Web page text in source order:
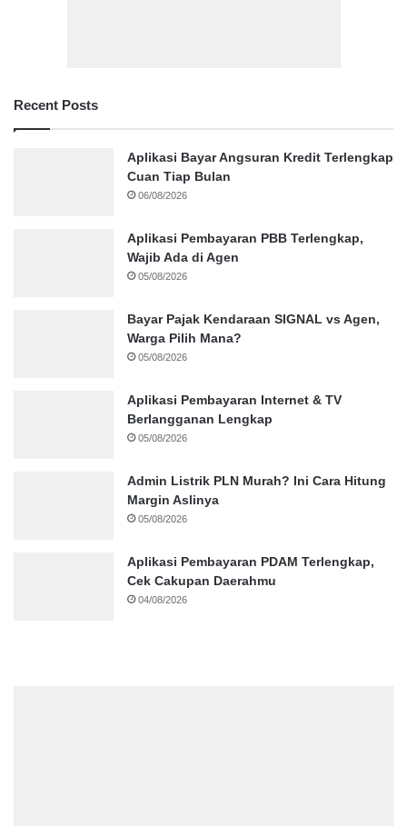
Recent Posts
Aplikasi Bayar Angsuran Kredit Terlengkap
Cuan Tiap Bulan
06/08/2026
Aplikasi Pembayaran PBB Terlengkap,
Wajib Ada di Agen
05/08/2026
Bayar Pajak Kendaraan SIGNAL vs Agen,
Warga Pilih Mana?
05/08/2026
Aplikasi Pembayaran Internet & TV
Berlangganan Lengkap
05/08/2026
Admin Listrik PLN Murah? Ini Cara Hitung
Margin Aslinya
05/08/2026
Aplikasi Pembayaran PDAM Terlengkap,
Cek Cakupan Daerahmu
04/08/2026